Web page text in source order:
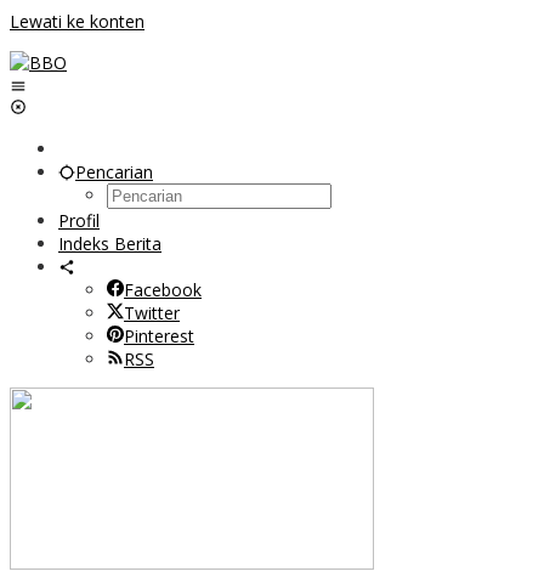
Lewati ke konten
Pencarian
Profil
Indeks Berita
Facebook
Twitter
Pinterest
RSS